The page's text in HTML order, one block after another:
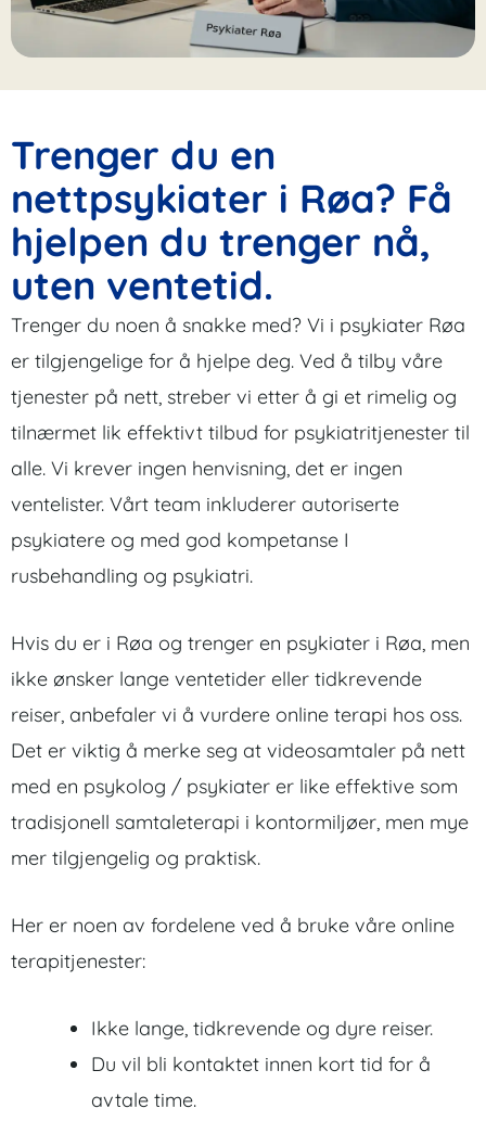
Trenger du en
nettpsykiater i Røa? Få
hjelpen du trenger nå,
uten ventetid.
Trenger du noen å snakke med? Vi i psykiater Røa
er tilgjengelige for å hjelpe deg. Ved å tilby våre
tjenester på nett, streber vi etter å gi et rimelig og
tilnærmet lik effektivt tilbud for psykiatritjenester til
alle. Vi krever ingen henvisning, det er ingen
ventelister. Vårt team inkluderer autoriserte
psykiatere og med god kompetanse I
rusbehandling og psykiatri.
Hvis du er i Røa og trenger en psykiater i Røa, men
ikke ønsker lange ventetider eller tidkrevende
reiser, anbefaler vi å vurdere online terapi hos oss.
Det er viktig å merke seg at videosamtaler på nett
med en psykolog / psykiater er like effektive som
tradisjonell samtaleterapi i kontormiljøer, men mye
mer tilgjengelig og praktisk.
Her er noen av fordelene ved å bruke våre online
terapitjenester:
Ikke lange, tidkrevende og dyre reiser.
Du vil bli kontaktet innen kort tid for å
avtale time.